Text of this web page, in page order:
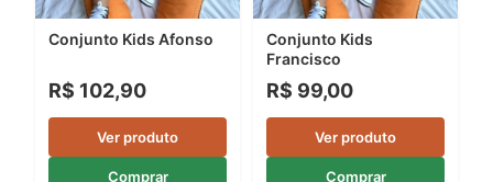
Conjunto Kids Afonso
R$ 102,90
Ver produto
Comprar
Conjunto Kids
Francisco
R$ 99,00
Ver produto
Comprar